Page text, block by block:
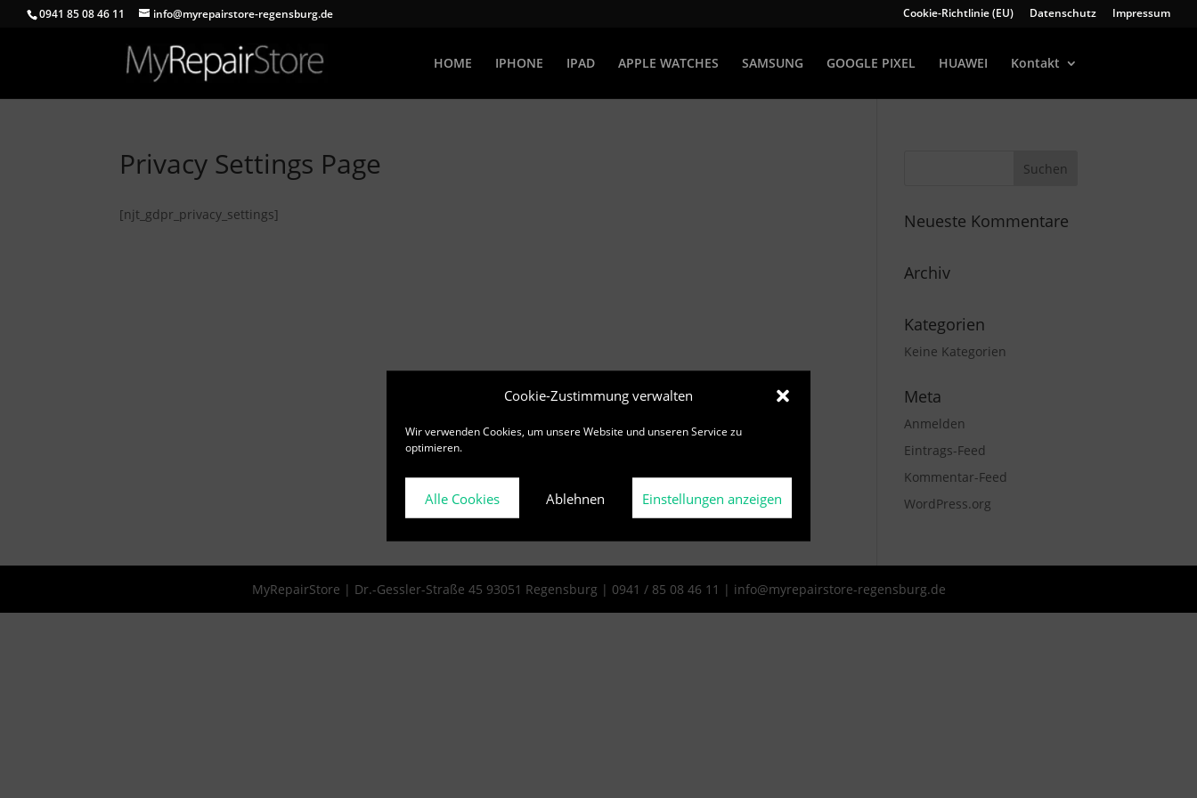
Cookie-Zustimmung verwalten
Wir verwenden Cookies, um unsere Website und unseren Service zu
optimieren.
Alle Cookies Ablehnen Einstellungen anzeigen
0941 85 08 46 11 info@myrepairstore-regensburg.de Cookie-Richtlinie (EU) Datenschutz Impressum
HOME IPHONE IPAD APPLE WATCHES SAMSUNG GOOGLE PIXEL HUAWEI Kontakt
Privacy Settings Page
[njt_gdpr_privacy_settings] Neueste Kommentare
Archiv
Kategorien
Keine Kategorien
Meta
Anmelden
Eintrags-Feed
Kommentar-Feed
WordPress.org
MyRepairStore | Dr.-Gessler-Straße 45 93051 Regensburg | 0941 / 85 08 46 11 | info@myrepairstore-regensburg.de